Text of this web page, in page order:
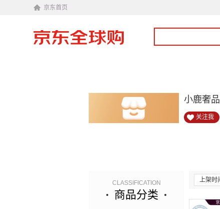
京东首页
小鹿奢
关注我
CLASSIFICATION
商品分类
上架时